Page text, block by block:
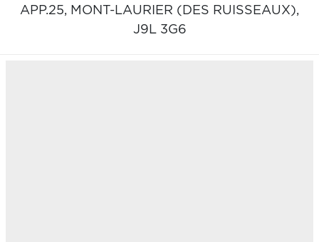
APP.25, MONT-LAURIER (DES RUISSEAUX),
J9L 3G6